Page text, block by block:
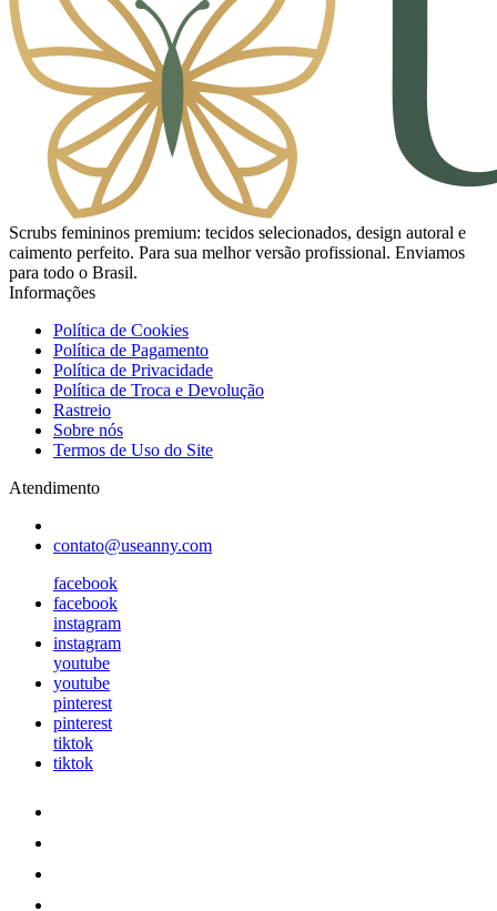
Scrubs femininos premium: tecidos selecionados, design autoral e
caimento perfeito. Para sua melhor versão profissional. Enviamos
para todo o Brasil.
Informações
Política de Cookies
Política de Pagamento
Política de Privacidade
Política de Troca e Devolução
Rastreio
Sobre nós
Termos de Uso do Site
Atendimento
contato@useanny.com
facebook
facebook
instagram
instagram
youtube
youtube
pinterest
pinterest
tiktok
tiktok